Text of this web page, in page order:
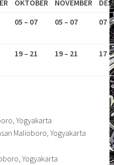
OKTOBER NOVEMBER
05 – 07 05 – 07 07
19 – 21 19 – 21 17
Yogyakarta
Malioboro, Yogyakarta
Yogyakarta